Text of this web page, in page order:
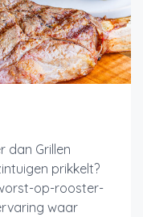
dan Grillen
prikkelt?
op-rooster-
waar